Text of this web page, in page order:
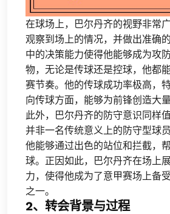
在球场上，巴尔丹齐的视野非常
观察到场上的情况，并做出准确
中的决策能力使得他能够成为攻
物，无论是传球还是控球，他都
赛节奏。他的传球成功率极高，
向传球方面，能够为前锋创造大量
此外，巴尔丹齐的防守意识同样
并非一名传统意义上的防守型球
他能够通过出色的站位和拦截，
球。正因如此，巴尔丹齐在场上
力，使得他成为了意甲赛场上备
之一。
2、转会背景与过程